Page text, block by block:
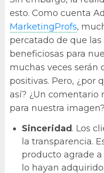
esto. Como cuenta
MarketingProfs,
percatado de que
beneficiosas para
muchas veces serán
positivas. Pero, ¿por
así? ¿Un comentario
para nuestra imagen?
Sinceridad. Los
la transparencia.
producto agrade
lo hayan